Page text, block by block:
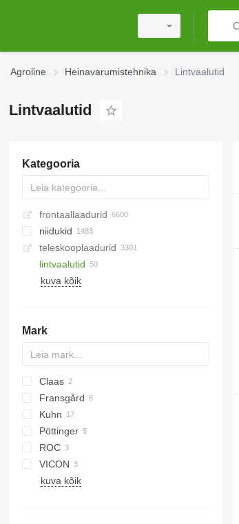
Agroline Heinavarumistehnika Lintvaalutid
Lintvaalutid
Kategooria
frontaallaadurid
niidukid
ketasniidukid
vaalutid
teeperve niidukid
teleskooplaadurid
lintvaalutid
kuva kõik
Mark
Claas
Liner
TS
Fransgård
Swadro
Kuhn
GA
Pöttinger
Mergento
Top
ROC
VICON
Andex
kuva kõik